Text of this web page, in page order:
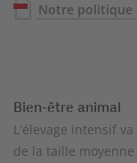
Notre politique
Bien-être animal
L'élevage intensif
de la taille